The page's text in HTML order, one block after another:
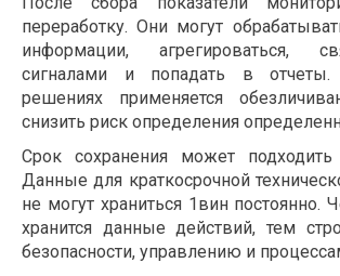
переработку. Они могут
информации, агрегироваться,
сигналами и попадать в
решениях применяется
снизить риск определения
Срок сохранения может подходить
Данные для краткосрочной
не могут храниться 1вин постоянно.
хранится данные действий, тем
безопасности, управлению и